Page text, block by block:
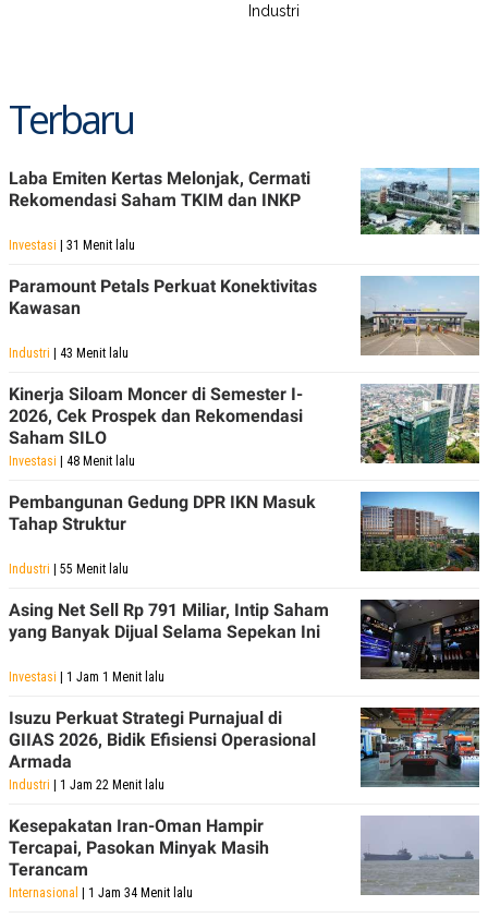
SITEMAP
PEMBERITAAN
SIBER
POLICY
Industri
Terbaru
Laba Emiten Kertas Melonjak, Cermati
Rekomendasi Saham TKIM dan INKP
Investasi | 31 Menit lalu
Paramount Petals Perkuat Konektivitas
Kawasan
Industri | 43 Menit lalu
Kinerja Siloam Moncer di Semester I-
2026, Cek Prospek dan Rekomendasi
Saham SILO
Investasi | 48 Menit lalu
Pembangunan Gedung DPR IKN Masuk
Tahap Struktur
Industri | 55 Menit lalu
Asing Net Sell Rp 791 Miliar, Intip Saham
yang Banyak Dijual Selama Sepekan Ini
Investasi | 1 Jam 1 Menit lalu
Isuzu Perkuat Strategi Purnajual di
GIIAS 2026, Bidik Efisiensi Operasional
Armada
Industri | 1 Jam 22 Menit lalu
Kesepakatan Iran-Oman Hampir
Tercapai, Pasokan Minyak Masih
Terancam
Internasional | 1 Jam 34 Menit lalu